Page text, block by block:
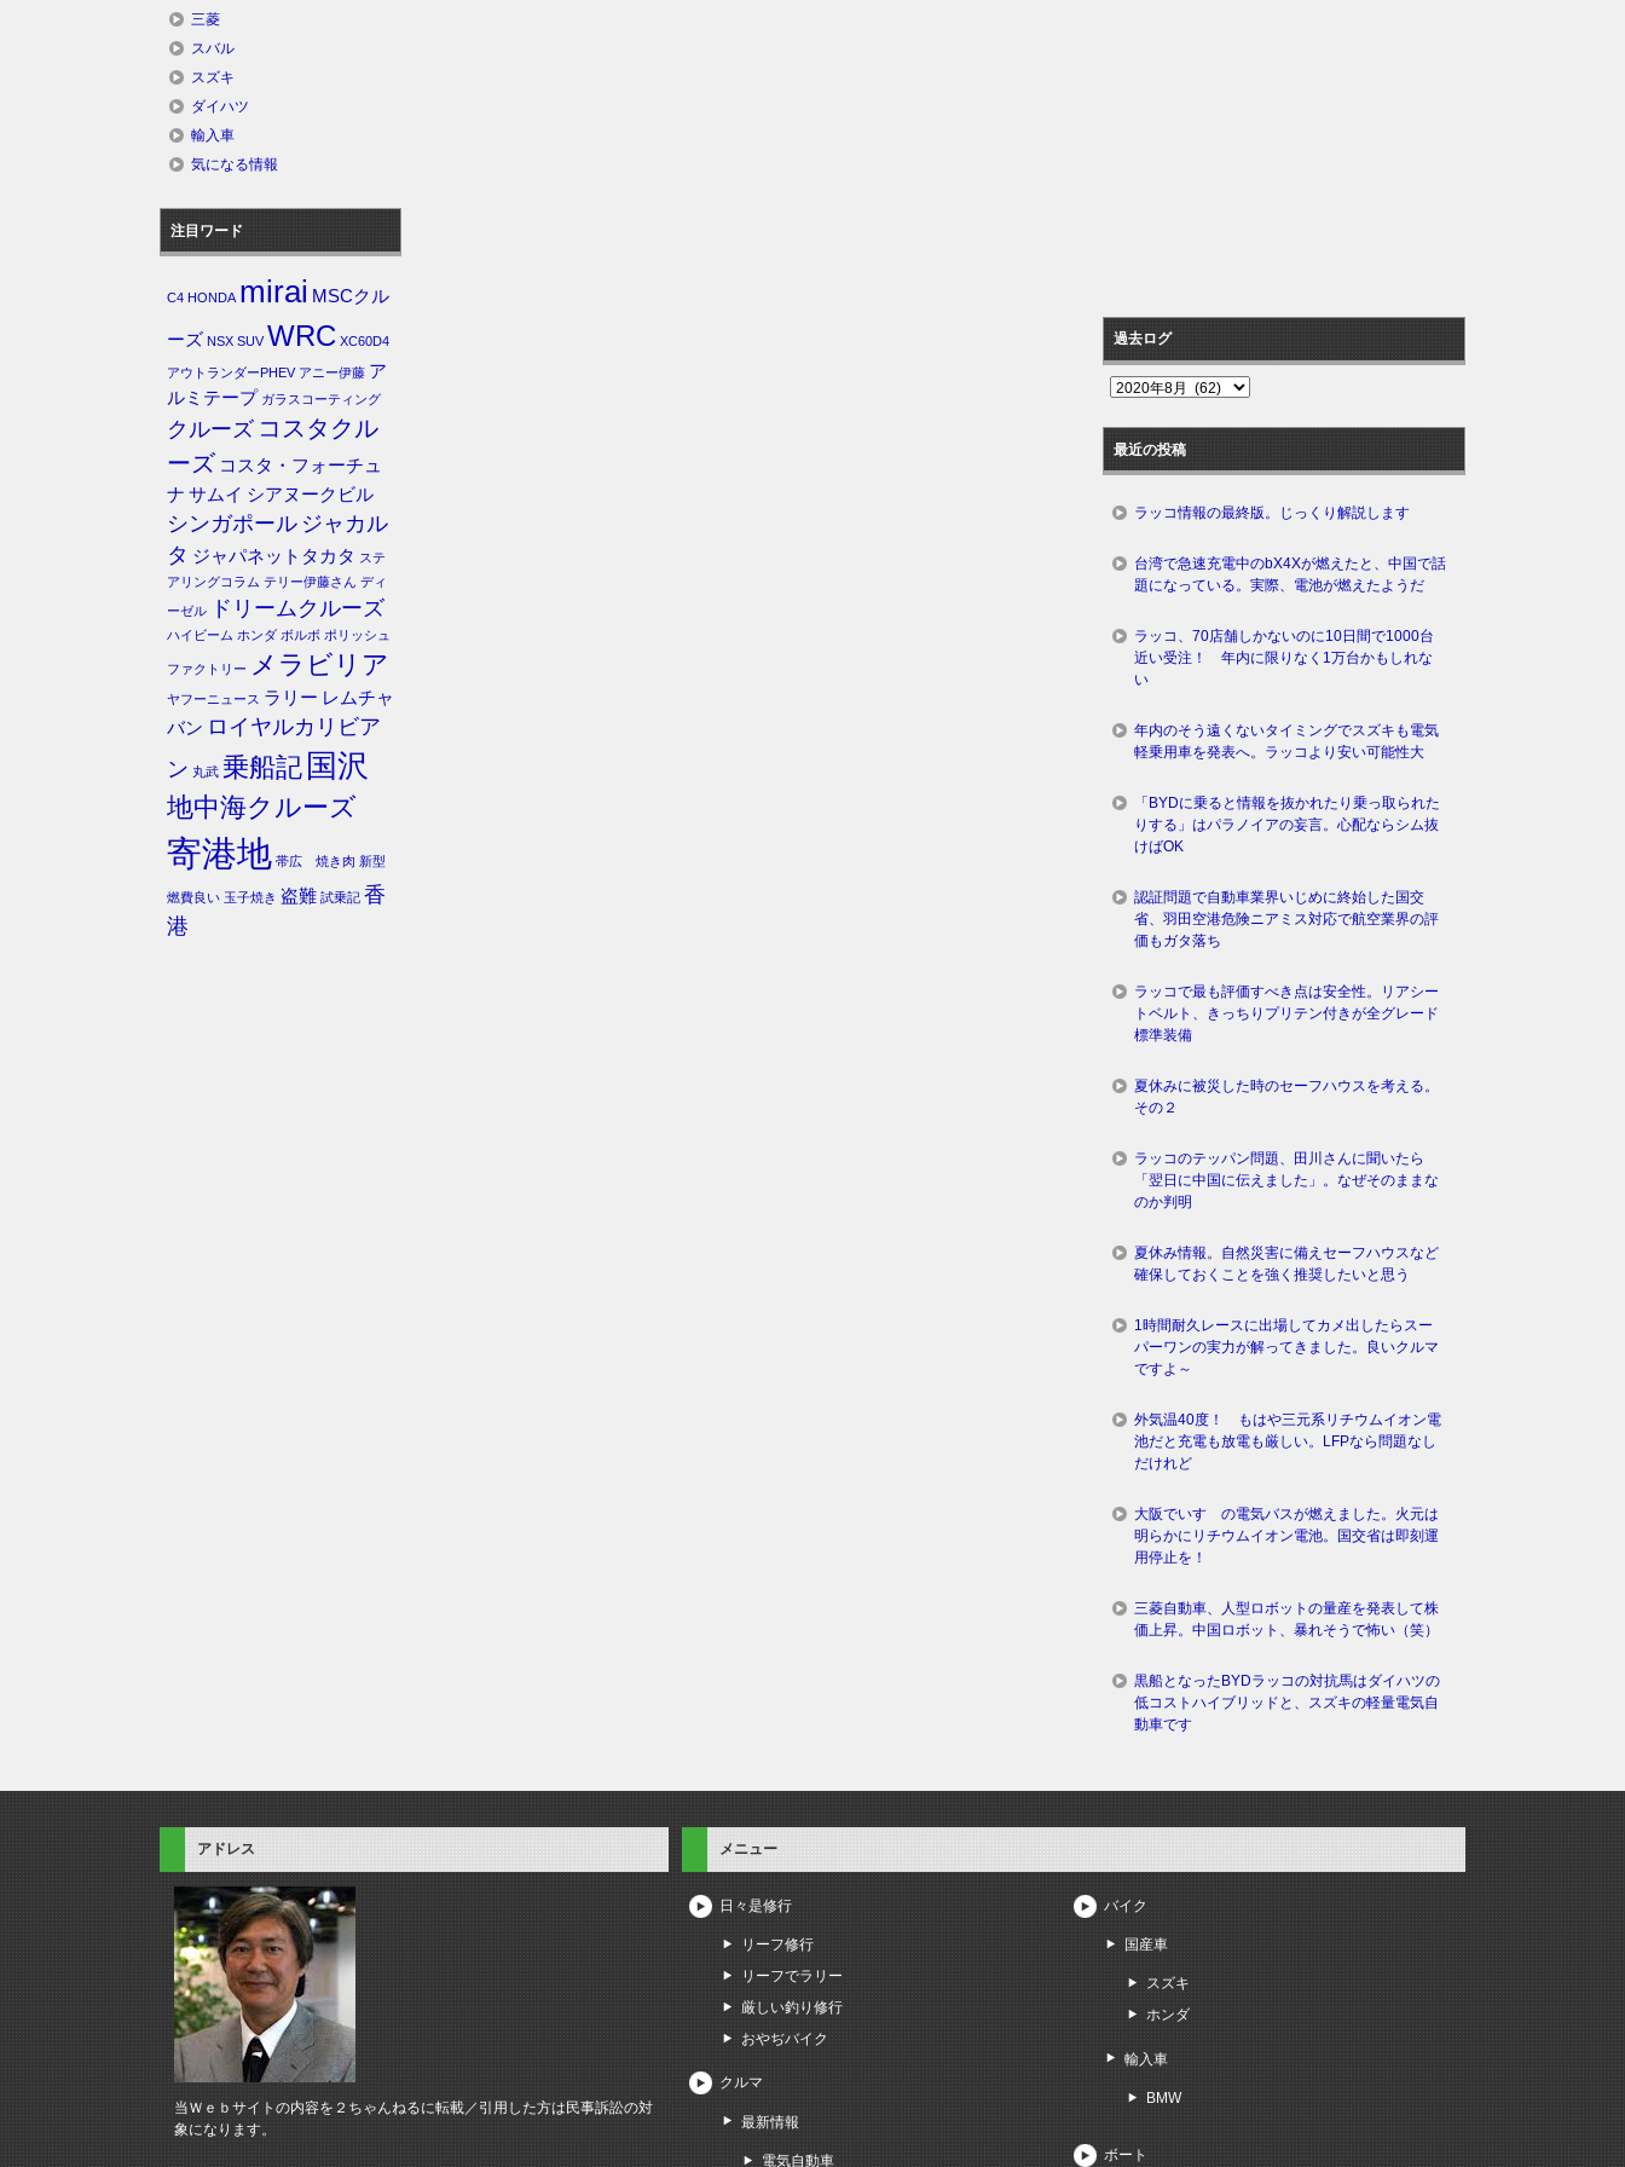
三菱
スバル
スズキ
ダイハツ
輸入車
気になる情報
注目ワード
C4 HONDA mirai MSCクル
ーズ NSX SUV WRC XC60D4
アウトランダーPHEV アニー伊藤 ア
ルミテープ ガラスコーティング
クルーズ コスタクル
ーズ コスタ・フォーチュ
ナ サムイ シアヌークビル
シンガポール ジャカル
タ ジャパネットタカタ ステ
アリングコラム テリー伊藤さん ディ
ーゼル
ドリームクルーズ
ハイビーム ホンダ ボルボ ポリッシュ
ファクトリー メラビリア
ヤフーニュース ラリー レムチャ
バン ロイヤルカリビア
ン 丸武 乗船記 国沢
地中海クルーズ
寄港地 帯広 焼き肉 新型
燃費良い 玉子焼き 盗難 試乗記 香
港
過去ログ
過
ロ
グ
最近の投稿
ラッコ情報の最終版。じっくり解説します
台湾で急速充電中のbX4Xが燃えたと、中国で話
題になっている。実際、電池が燃えたようだ
ラッコ、70店舗しかないのに10日間で1000台
近い受注！ 年内に限りなく1万台かもしれな
い
年内のそう遠くないタイミングでスズキも電気
軽乗用車を発表へ。ラッコより安い可能性大
「BYDに乗ると情報を抜かれたり乗っ取られた
りする」はパラノイアの妄言。心配ならシム抜
けばOK
認証問題で自動車業界いじめに終始した国交
省、羽田空港危険ニアミス対応で航空業界の評
価もガタ落ち
ラッコで最も評価すべき点は安全性。リアシー
トベルト、きっちりプリテン付きが全グレード
標準装備
夏休みに被災した時のセーフハウスを考える。
その２
ラッコのテッパン問題、田川さんに聞いたら
「翌日に中国に伝えました」。なぜそのままな
のか判明
夏休み情報。自然災害に備えセーフハウスなど
確保しておくことを強く推奨したいと思う
1時間耐久レースに出場してカメ出したらスー
パーワンの実力が解ってきました。良いクルマ
ですよ～
外気温40度！ もはや三元系リチウムイオン電
池だと充電も放電も厳しい。LFPなら問題なし
だけれど
大阪でいすゞの電気バスが燃えました。火元は
明らかにリチウムイオン電池。国交省は即刻運
用停止を！
三菱自動車、人型ロボットの量産を発表して株
価上昇。中国ロボット、暴れそうで怖い（笑）
黒船となったBYDラッコの対抗馬はダイハツの
低コストハイブリッドと、スズキの軽量電気自
動車です
アドレス
当Ｗｅｂサイトの内容を２ちゃんねるに転載／引用した方は民事訴訟の対
象になります。
メニュー
日々是修行
リーフ修行
リーフでラリー
厳しい釣り修行
おやぢバイク
クルマ
最新情報
電気自動車
バイク
国産車
スズキ
ホンダ
輸入車
BMW
ボート